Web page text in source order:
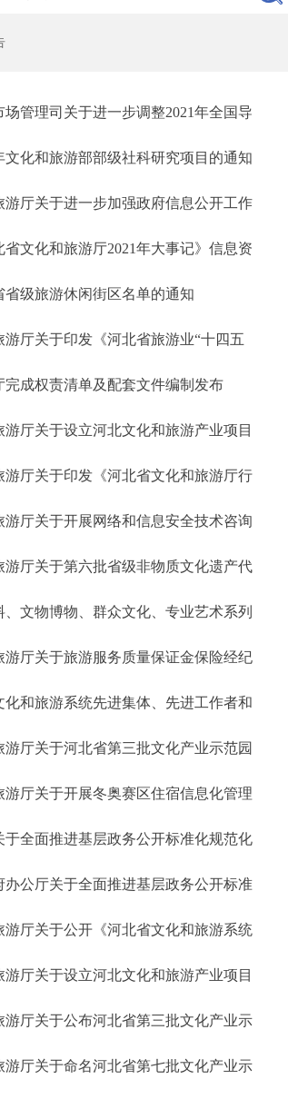
管理司关于进一步调整2021年全国导
文化和旅游部部级社科研究项目的通知
游厅关于进一步加强政府信息公开工作
省文化和旅游厅2021年大事记》信息资
省级旅游休闲街区名单的通知
厅关于印发《河北省旅游业“十四五
完成权责清单及配套文件编制发布
厅关于设立河北文化和旅游产业项目
游厅关于印发《河北省文化和旅游厅行
游厅关于开展网络和信息安全技术咨询
游厅关于第六批省级非物质文化遗产代
、文物博物、群众文化、专业艺术系列
游厅关于旅游服务质量保证金保险经纪
化和旅游系统先进集体、先进工作者和
厅关于河北省第三批文化产业示范园
游厅关于开展冬奥赛区住宿信息化管理
于全面推进基层政务公开标准化规范化
办公厅关于全面推进基层政务公开标准
游厅关于公开《河北省文化和旅游系统
厅关于设立河北文化和旅游产业项目
游厅关于公布河北省第三批文化产业示
游厅关于命名河北省第七批文化产业示